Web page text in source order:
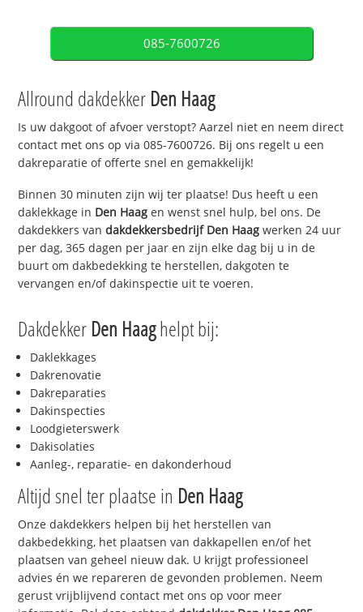
085-7600726
Allround dakdekker Den Haag
Is uw dakgoot of afvoer verstopt? Aarzel niet en neem direct
contact met ons op via 085-7600726. Bij ons regelt u een
dakreparatie of offerte snel en gemakkelijk!
Binnen 30 minuten zijn wij ter plaatse! Dus heeft u een
daklekkage in Den Haagen wenst snel hulp, bel ons. De
dakdekkers vandakdekkersbedrijf Den Haagwerken 24 uur
per dag, 365 dagen per jaar en zijn elke dag bij u in de
buurt om dakbedekking te herstellen, dakgoten te
vervangen en/of dakinspectie uit te voeren.
Dakdekker Den Haaghelpt bij:
Daklekkages
Dakrenovatie
Dakreparaties
Dakinspecties
Loodgieterswerk
Dakisolaties
Aanleg-, reparatie- en dakonderhoud
Altijd snel ter plaatse in Den Haag
Onze dakdekkers helpen bij het herstellen van
dakbedekking, het plaatsen van dakkapellen en/of het
plaatsen van geheel nieuw dak. U krijgt professioneel
advies én we repareren de gevonden problemen. Neem
gerust vrijblijvend contact met ons op voor meer